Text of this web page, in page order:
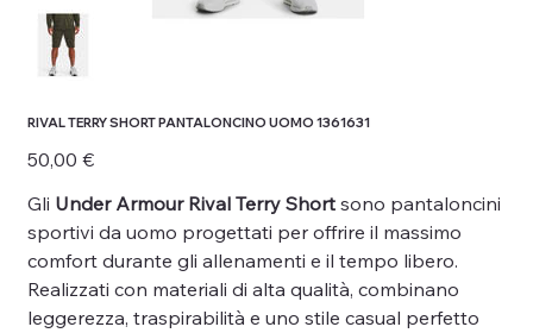
RIVAL TERRY SHORT PANTALONCINO UOMO 1361631
Prezzo
50,00 €
Gli Under Armour Rival Terry Shortsono pantaloncini
sportivi da uomo progettati per offrire il massimo
comfort durante gli allenamenti e il tempo libero.
Realizzati con materiali di alta qualità, combinano
leggerezza, traspirabilità e uno stile casual perfetto